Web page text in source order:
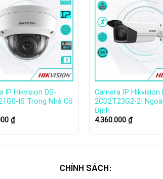
IP Hikvision DS-
IS Trong Nhà Cố
₫
Camera IP Hikvision
2CD2T23G2-2I
Định
4.360.000 ₫
CHÍNH SÁCH: